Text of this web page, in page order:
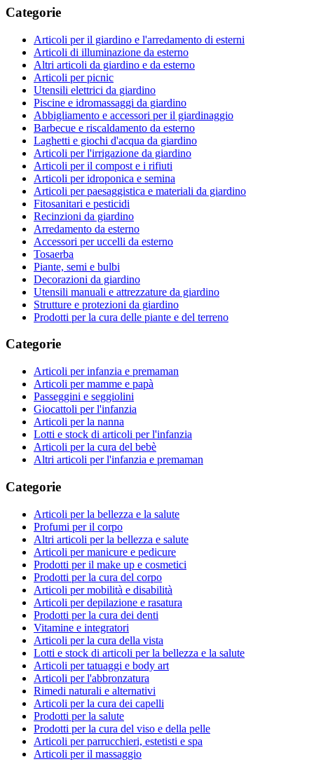
Categorie
Articoli per il giardino e l'arredamento di esterni
Articoli di illuminazione da esterno
Altri articoli da giardino e da esterno
Articoli per picnic
Utensili elettrici da giardino
Piscine e idromassaggi da giardino
Abbigliamento e accessori per il giardinaggio
Barbecue e riscaldamento da esterno
Laghetti e giochi d'acqua da giardino
Articoli per l'irrigazione da giardino
Articoli per il compost e i rifiuti
Articoli per idroponica e semina
Articoli per paesaggistica e materiali da giardino
Fitosanitari e pesticidi
Recinzioni da giardino
Arredamento da esterno
Accessori per uccelli da esterno
Tosaerba
Piante, semi e bulbi
Decorazioni da giardino
Utensili manuali e attrezzature da giardino
Strutture e protezioni da giardino
Prodotti per la cura delle piante e del terreno
Categorie
Articoli per infanzia e premaman
Articoli per mamme e papà
Passeggini e seggiolini
Giocattoli per l'infanzia
Articoli per la nanna
Lotti e stock di articoli per l'infanzia
Articoli per la cura del bebè
Altri articoli per l'infanzia e premaman
Categorie
Articoli per la bellezza e la salute
Profumi per il corpo
Altri articoli per la bellezza e salute
Articoli per manicure e pedicure
Prodotti per il make up e cosmetici
Prodotti per la cura del corpo
Articoli per mobilità e disabilità
Articoli per depilazione e rasatura
Prodotti per la cura dei denti
Vitamine e integratori
Articoli per la cura della vista
Lotti e stock di articoli per la bellezza e la salute
Articoli per tatuaggi e body art
Articoli per l'abbronzatura
Rimedi naturali e alternativi
Articoli per la cura dei capelli
Prodotti per la salute
Prodotti per la cura del viso e della pelle
Articoli per parrucchieri, estetisti e spa
Articoli per il massaggio